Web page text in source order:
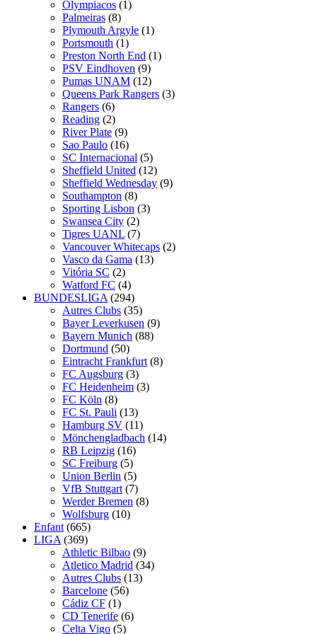
Olympiacos (1)
Palmeiras (8)
Plymouth Argyle (1)
Portsmouth (1)
Preston North End (1)
PSV Eindhoven (9)
Pumas UNAM (12)
Queens Park Rangers (3)
Rangers (6)
Reading (2)
River Plate (9)
Sao Paulo (16)
SC Internacional (5)
Sheffield United (12)
Sheffield Wednesday (9)
Southampton (8)
Sporting Lisbon (3)
Swansea City (2)
Tigres UANL (7)
Vancouver Whitecaps (2)
Vasco da Gama (13)
Vitória SC (2)
Watford FC (4)
BUNDESLIGA (294)
Autres Clubs (35)
Bayer Leverkusen (9)
Bayern Munich (88)
Dortmund (50)
Eintracht Frankfurt (8)
FC Augsburg (3)
FC Heidenheim (3)
FC Köln (8)
FC St. Pauli (13)
Hamburg SV (11)
Mönchengladbach (14)
RB Leipzig (16)
SC Freiburg (5)
Union Berlin (5)
VfB Stuttgart (7)
Werder Bremen (8)
Wolfsburg (10)
Enfant (665)
LIGA (369)
Athletic Bilbao (9)
Atletico Madrid (34)
Autres Clubs (13)
Barcelone (56)
Cádiz CF (1)
CD Tenerife (6)
Celta Vigo (5)